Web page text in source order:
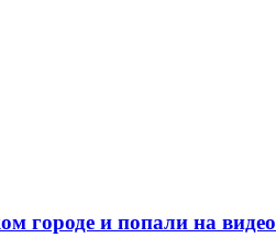
городе и попали на видео